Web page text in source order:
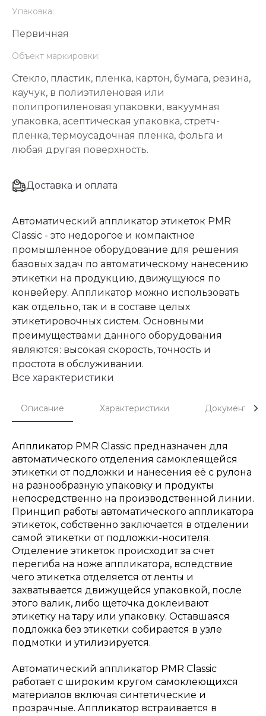
Упаковка:
Первичная
Объект маркировки:
Стекло, пластик, пленка, картон, бумага, резина,
каучук, в полиэтиленовая или
полипропиленовая упаковки, вакуумная
упаковка, асептическая упаковка, стретч-
пленка, термоусадочная пленка, фольга и
любая другая поверхность.
Доставка и оплата
Автоматический аппликатор этикеток PMR
Classic - это недорогое и компактное
промышленное оборудование для решения
базовых задач по автоматическому нанесению
этикетки на продукцию, движущуюся по
конвейеру. Аппликатор можно использовать
как отдельно, так и в составе целых
этикетировочных систем. Основными
преимуществами данного оборудования
являются: высокая скорость, точность и
простота в обслуживании.
Все характеристики
Описание Характеристики Документы
Аппликатор PMR Classic предназначен для
автоматического отделения самоклеящейся
этикетки от подложки и нанесения её с рулона
на разнообразную упаковку и продукты
непосредственно на производственной линии.
Принцип работы автоматического аппликатора
этикеток, собственно заключается в отделении
самой этикетки от подложки-носителя.
Отделение этикеток происходит за счет
перегиба на ноже аппликатора, вследствие
чего этикетка отделяется от ленты и
захватывается движущейся упаковкой, после
этого валик, либо щеточка доклеивают
этикетку на тару или упаковку. Оставшаяся
подложка без этикетки собирается в узле
подмотки и утилизируется.
Автоматический аппликатор PMR Classic
работает с широким кругом самоклеющихся
материалов включая синтетические и
прозрачные. Аппликатор встраивается в